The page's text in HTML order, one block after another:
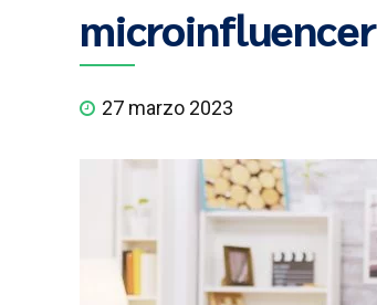
microinfluencer
27 marzo 2023